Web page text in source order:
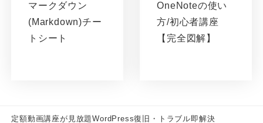
マークダウン
(Markdown)チー
トシート
OneNoteの使い
方/初心者講座
【完全図解】
定額動画講座が見放題WordPress復旧・トラブル即解決